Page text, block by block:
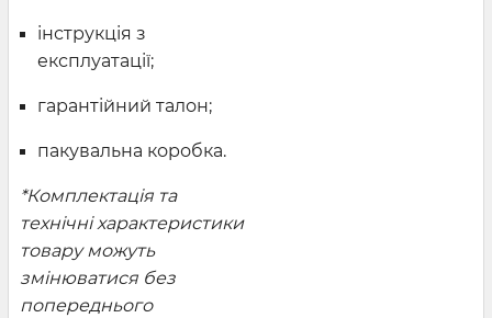
інструкція з
експлуатації;
гарантійний талон;
пакувальна коробка.
*Комплектація та
технічні характеристики
товару можуть
змінюватися без
попереднього